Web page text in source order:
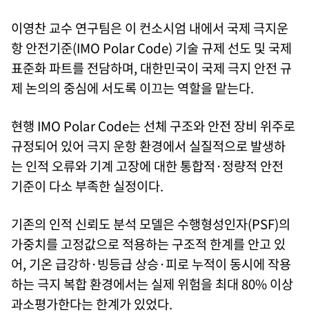
이영찬 교수 연구팀은 이 컨소시엄 내에서 국제 극지운
항 안전기준(IMO Polar Code) 기술 규제 선도 및 국제
표준화 파트를 전담하며, 대한민국이 국제 극지 안전 규
제 논의의 중심에 서도록 이끄는 역할을 맡는다.
현행 IMO Polar Code는 선체 구조와 안전 장비 위주로
규정되어 있어 극지 운항 환경에서 실질적으로 발생하
는 인적 오류와 기계 고장에 대한 통합적·정량적 안전
기준이 다소 부족한 실정이다.
기존의 인적 신뢰도 분석 모델은 수행형성인자(PSF)의
가중치를 고정값으로 적용하는 구조적 한계를 안고 있
어, 기온 급강하·빙등급 상승·피로 누적이 동시에 작용
하는 극지 복합 환경에서는 실제 위험을 최대 80% 이상
과소평가한다는 한계가 있었다.